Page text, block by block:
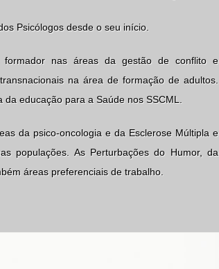
Psicólogos desde o seu início.
formador nas áreas da gestão de conflito e
na área de formação de adultos.
educação para a Saúde nos SSCML.
da psico-oncologia e da Esclerose Múltipla e
populações. As Perturbações do Humor, da
áreas preferenciais de trabalho.